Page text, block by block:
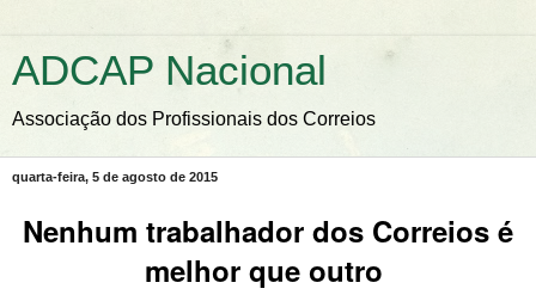
ADCAP Nacional
Associação dos Profissionais dos Correios
quarta-feira, 5 de agosto de 2015
Nenhum trabalhador dos Correios é
melhor que outro